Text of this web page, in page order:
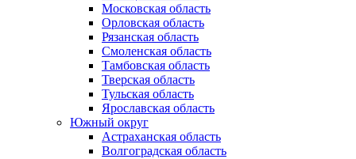
Московская область
Орловская область
Рязанская область
Смоленская область
Тамбовская область
Тверская область
Тульская область
Ярославская область
Южный округ
Астраханская область
Волгоградская область